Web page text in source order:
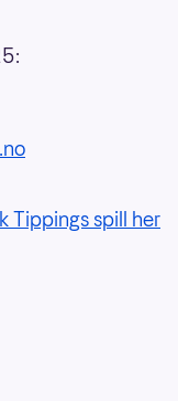
Tippings spill her